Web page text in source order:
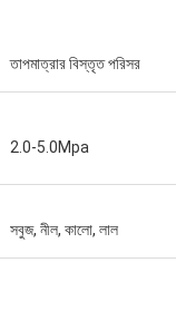
তাপমাত্রার বিস্তৃত পরিসর
2.0-5.0Mpa
সবুজ, নীল, কালো, লাল